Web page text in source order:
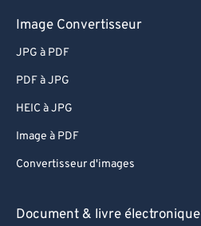
Image Convertisseur
JPG à PDF
PDF à JPG
HEIC à JPG
Image à PDF
Convertisseur d'images
Document & livre électronique